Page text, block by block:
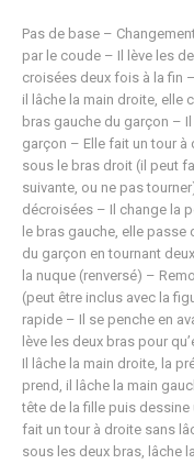
Pas de base –
par le coude – Il lève les
croisées deux fois à la fin
il lâche la main droite, elle
bras gauche du garçon –
garçon – Elle fait un tour à
sous le bras droit (il peut
suivante, ou ne pas
décroisées – Il change la
le bras gauche, elle
du garçon en tournant
la nuque (renversé) –
(peut être inclus avec la
rapide – Il se penche en
lève les deux bras pour
Il lâche la main droite, la
prend, il lâche la main
tête de la fille puis dessine
fait un tour à droite sans
sous les deux bras, lâche